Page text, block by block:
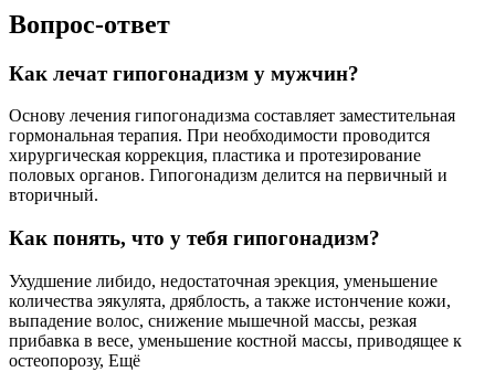
Вопрос-ответ
Как лечат гипогонадизм у мужчин?
Основу лечения гипогонадизма составляет заместительная
гормональная терапия. При необходимости проводится
хирургическая коррекция, пластика и протезирование
половых органов. Гипогонадизм делится на первичный и
вторичный.
Как понять, что у тебя гипогонадизм?
Ухудшение либидо, недостаточная эрекция, уменьшение
количества эякулята, дряблость, а также истончение кожи,
выпадение волос, снижение мышечной массы, резкая
прибавка в весе, уменьшение костной массы, приводящее к
остеопорозу, Ещё